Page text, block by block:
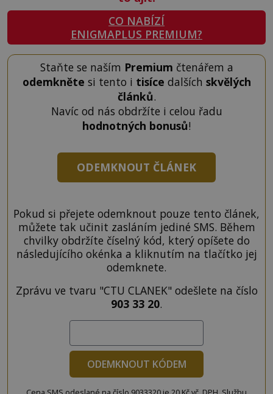
CO NABÍZÍ
ENIGMAPLUS PREMIUM?
Staňte se naším Premium čtenářem a
odemkněte si tento i tisíce dalších skvělých
článků.
Navíc od nás obdržíte i celou řadu
hodnotných bonusů!
ODEMKNOUT ČLÁNEK
Pokud si přejete odemknout pouze tento článek,
můžete tak učinit zasláním jediné SMS. Během
chvilky obdržíte číselný kód, který opíšete do
následujícího okénka a kliknutím na tlačítko jej
odemknete.
Zprávu ve tvaru "CTU CLANEK" odešlete na číslo
903 33 20.
ODEMKNOUT KÓDEM